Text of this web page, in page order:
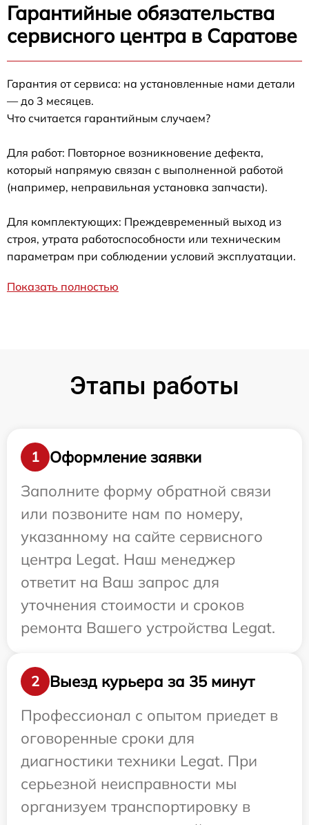
Гарантийные обязательства
сервисного центра в Саратове
Гарантия от сервиса: на установленные нами детали
— до 3 месяцев.
Что считается гарантийным случаем?
Для работ: Повторное возникновение дефекта,
который напрямую связан с выполненной работой
(например, неправильная установка запчасти).
Для комплектующих: Преждевременный выход из
строя, утрата работоспособности или техническим
параметрам при соблюдении условий эксплуатации.
Показать полностью
Этапы работы
1
Оформление заявки
Заполните форму обратной связи
или позвоните нам по номеру,
указанному на сайте сервисного
центра Legat. Наш менеджер
ответит на Ваш запрос для
уточнения стоимости и сроков
ремонта Вашего устройства Legat.
2
Выезд курьера за 35 минут
Профессионал с опытом приедет в
оговоренные сроки для
диагностики техники Legat. При
серьезной неисправности мы
организуем транспортировку в